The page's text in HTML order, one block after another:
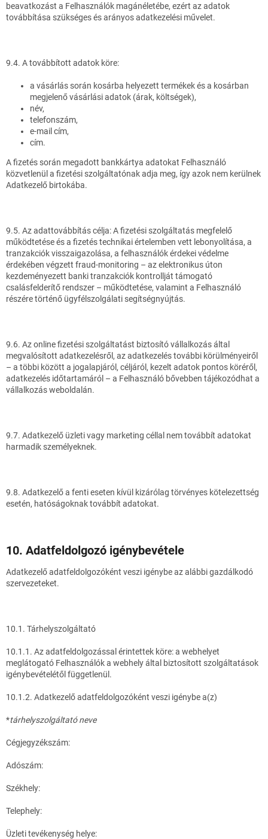
beavatkozást a Felhasználók magánéletébe, ezért az adatok
továbbítása szükséges és arányos adatkezelési művelet.
9.4. A továbbított adatok köre:
a vásárlás során kosárba helyezett termékek és a kosárban
megjelenő vásárlási adatok (árak, költségek),
név,
telefonszám,
e-mail cím,
cím.
A fizetés során megadott bankkártya adatokat Felhasználó
közvetlenül a fizetési szolgáltatónak adja meg, így azok nem kerülnek
Adatkezelő birtokába.
9.5. Az adattovábbítás célja: A fizetési szolgáltatás megfelelő
működtetése és a fizetés technikai értelemben vett lebonyolítása, a
tranzakciók visszaigazolása, a felhasználók érdekei védelme
érdekében végzett fraud-monitoring – az elektronikus úton
kezdeményezett banki tranzakciók kontrollját támogató
csalásfelderítő rendszer – működtetése, valamint a Felhasználó
részére történő ügyfélszolgálati segítségnyújtás.
9.6. Az online fizetési szolgáltatást biztosító vállalkozás által
megvalósított adatkezelésről, az adatkezelés további körülményeiről
– a többi között a jogalapjáról, céljáról, kezelt adatok pontos köréről,
adatkezelés időtartamáról – a Felhasználó bővebben tájékozódhat a
vállalkozás weboldalán.
9.7. Adatkezelő üzleti vagy marketing céllal nem továbbít adatokat
harmadik személyeknek.
9.8. Adatkezelő a fenti eseten kívül kizárólag törvényes kötelezettség
esetén, hatóságoknak továbbít adatokat.
10. Adatfeldolgozó igénybevétele
Adatkezelő adatfeldolgozóként veszi igénybe az alábbi gazdálkodó
szervezeteket.
10.1. Tárhelyszolgáltató
10.1.1. Az adatfeldolgozással érintettek köre: a webhelyet
meglátogató Felhasználók a webhely által biztosított szolgáltatások
igénybevételétől függetlenül.
10.1.2. Adatkezelő adatfeldolgozóként veszi igénybe a(z)
*tárhelyszolgáltató neve
Cégjegyzékszám:
Adószám:
Székhely:
Telephely:
Üzleti tevékenység helye: